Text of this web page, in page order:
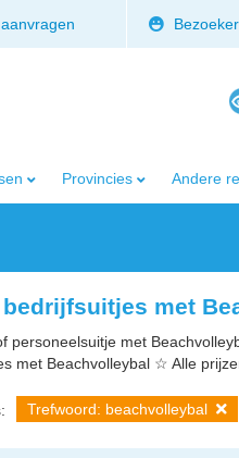
Provincies Andere
met
personeelsuitje met
met Beachvolleybal ☆ Alle
Trefwoord: beachvolleybal